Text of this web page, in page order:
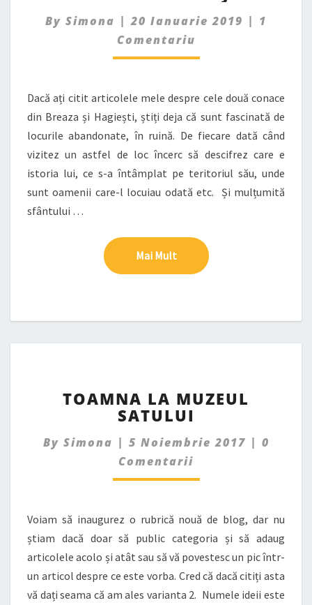
By Simona |20 Ianuarie 2019 | 1
Comentariu
Dacă ați citit articolele mele despre cele două conace
din Breaza și Hagiești, știți deja că sunt fascinată de
locurile abandonate, în ruină. De fiecare dată când
vizitez un astfel de loc încerc să descifrez care e
istoria lui, ce s-a întâmplat pe teritoriul său, unde
sunt oamenii care-l locuiau odată etc. Și mulțumită
sfântului …
Mai MultMai Mult
LA
MUZEUL
TOAMNA LA MUZEUL
SATULUI
By Simona | 5 Noiembrie 2017 | 0
Comentarii
Voiam să inaugurez o rubrică nouă de blog, dar nu
știam dacă doar să public categoria și să adaug
articolele acolo și atât sau să vă povestesc un pic într-
un articol despre ce este vorba. Cred că dacă citiți asta
vă dați seama că am ales varianta 2. Numele ideii este